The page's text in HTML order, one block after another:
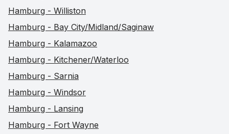
Hamburg - Williston
Hamburg - Bay City/Midland/Saginaw
Hamburg - Kalamazoo
Hamburg - Kitchener/Waterloo
Hamburg - Sarnia
Hamburg - Windsor
Hamburg - Lansing
Hamburg - Fort Wayne